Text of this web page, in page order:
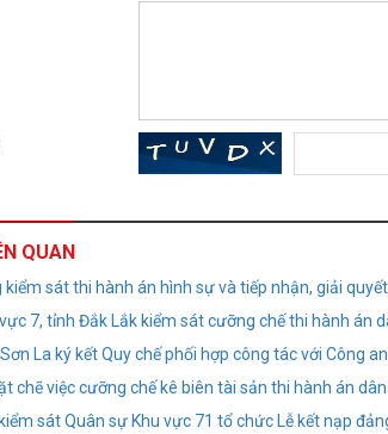
QUAN
sát thi hành án hình sự và tiếp nhận, giải
7, tỉnh Đắk Lắk kiểm sát cưỡng chế thi hành án
La ký kết Quy chế phối hợp công tác với Công
chẽ việc cưỡng chế kê biên tài sản thi hành án dân
sát Quân sự Khu vực 71 tổ chức Lễ kết nạp